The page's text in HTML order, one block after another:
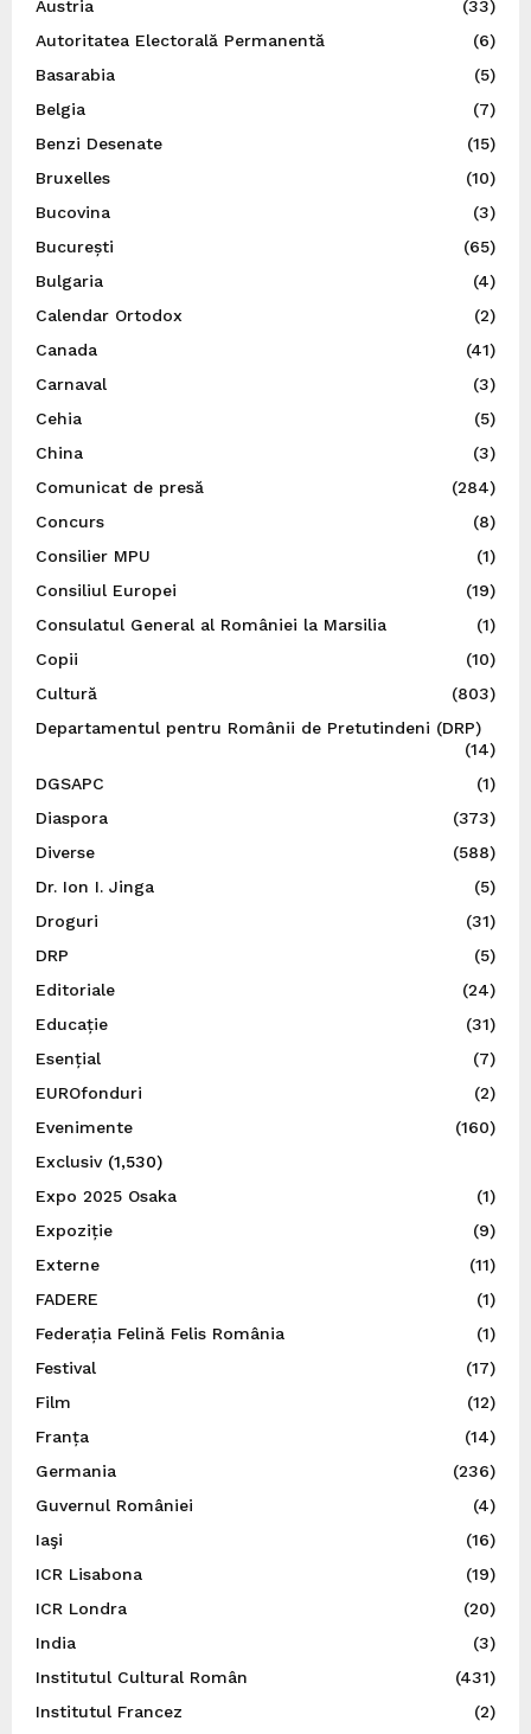
Austria
(33)
Autoritatea Electorală Permanentă
(6)
Basarabia
(5)
Belgia
(7)
Benzi Desenate
(15)
Bruxelles
(10)
Bucovina
(3)
București
(65)
Bulgaria
(4)
Calendar Ortodox
(2)
Canada
(41)
Carnaval
(3)
Cehia
(5)
China
(3)
Comunicat de presă
(284)
Concurs
(8)
Consilier MPU
(1)
Consiliul Europei
(19)
Consulatul General al României la Marsilia
(1)
Copii
(10)
Cultură
(803)
Departamentul pentru Românii de Pretutindeni (DRP)
(14)
DGSAPC
(1)
Diaspora
(373)
Diverse
(588)
Dr. Ion I. Jinga
(5)
Droguri
(31)
DRP
(5)
Editoriale
(24)
Educație
(31)
Esențial
(7)
EUROfonduri
(2)
Evenimente
(160)
Exclusiv(1,530)
Expo 2025 Osaka
(1)
Expoziție
(9)
Externe
(11)
FADERE
(1)
Federația Felină Felis România
(1)
Festival
(17)
Film
(12)
Franța
(14)
Germania
(236)
Guvernul României
(4)
Iaşi
(16)
ICR Lisabona
(19)
ICR Londra
(20)
India
(3)
Institutul Cultural Român
(431)
Institutul Francez
(2)